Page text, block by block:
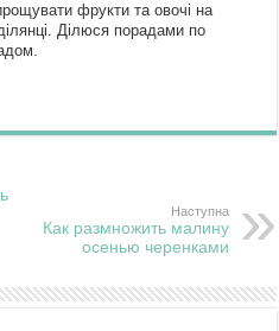
фрукти та овочі на
Ділюся порадами по
Наступна
Как размножить малину
осенью черенками